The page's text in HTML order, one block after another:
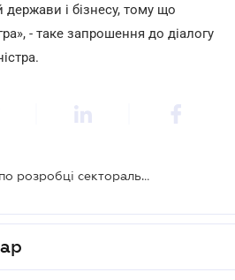
держави і бізнесу, тому що
- таке запрошення до діалогу
Тривають консультації по розробці секторальных експортних стратегій